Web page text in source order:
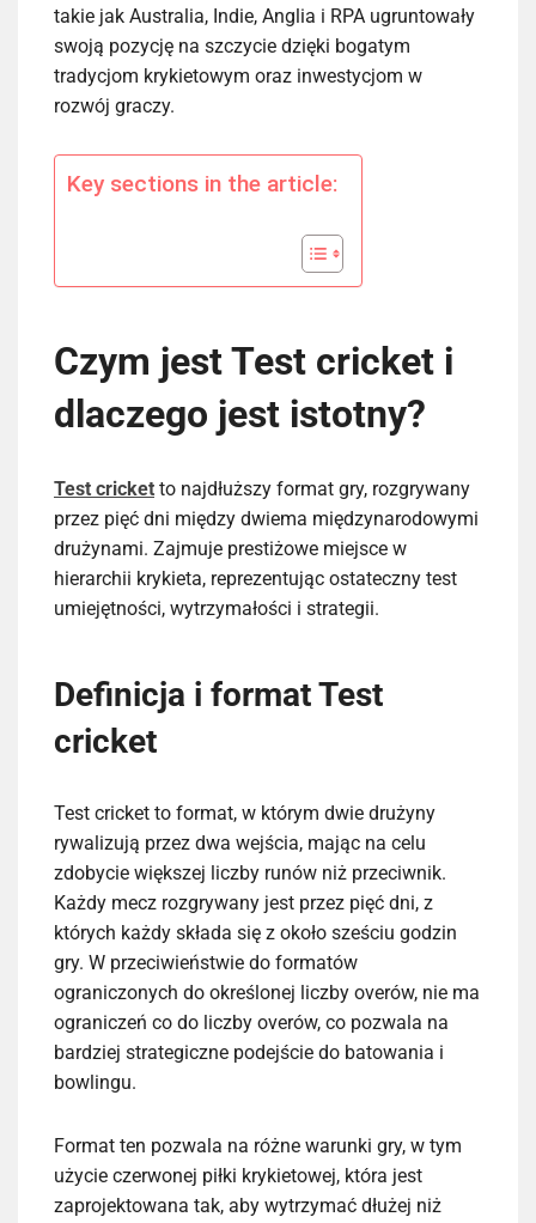
takie jak Australia, Indie, Anglia i RPA ugruntowały
swoją pozycję na szczycie dzięki bogatym
tradycjom krykietowym oraz inwestycjom w
rozwój graczy.
Key sections in the article:
Czym jest Test cricket i
dlaczego jest istotny?
Test cricket to najdłuższy format gry, rozgrywany
przez pięć dni między dwiema międzynarodowymi
drużynami. Zajmuje prestiżowe miejsce w
hierarchii krykieta, reprezentując ostateczny test
umiejętności, wytrzymałości i strategii.
Definicja i format Test
cricket
Test cricket to format, w którym dwie drużyny
rywalizują przez dwa wejścia, mając na celu
zdobycie większej liczby runów niż przeciwnik.
Każdy mecz rozgrywany jest przez pięć dni, z
których każdy składa się z około sześciu godzin
gry. W przeciwieństwie do formatów
ograniczonych do określonej liczby overów, nie ma
ograniczeń co do liczby overów, co pozwala na
bardziej strategiczne podejście do batowania i
bowlingu.
Format ten pozwala na różne warunki gry, w tym
użycie czerwonej piłki krykietowej, która jest
zaprojektowana tak, aby wytrzymać dłużej niż